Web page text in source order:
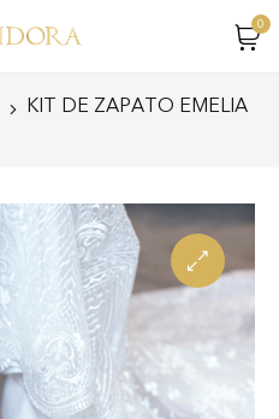
0
KIT DE ZAPATO EMELIA